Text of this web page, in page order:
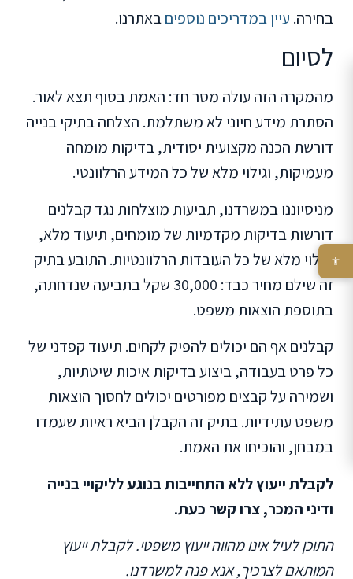
בחירה. עיין במדריכים נוספיםבאתרנו.
לסיום
מהמקרה הזה עולה מסר חד: האמת בסוף תצא לאור.
הסתרת מידע חיוני לא משתלמת. הצלחה בתיקי בנייה
דורשת הכנה מקצועית יסודית, בדיקות מומחה
מעמיקות, וגילוי מלא של כל המידע הרלוונטי.
מניסיוננו במשרדנו, תביעות מוצלחות נגד קבלנים
דורשות בדיקות מקדמיות של מומחים, תיעוד מלא,
וגילוי מלא של כל העובדות הרלוונטיות. התובע בתיק
זה שילם מחיר כבד: 30,000 שקל בתביעה שנדחתה,
בתוספת הוצאות משפט.
קבלנים אף הם יכולים להפיק לקחים. תיעוד קפדני של
כל פרט בעבודה, ביצוע בדיקות איכות שיטתיות,
ושמירה על קבצים מפורטים יכולים לחסוך הוצאות
משפט עתידיות. בתיק זה הקבלן הביא ראיות שעמדו
במבחן, והוכיחו את האמת.
לקבלת ייעוץ ללא התחייבות בנוגע לליקויי בנייה
ודיני המכר, צרו קשר כעת.
התוכן לעיל אינו מהווה ייעוץ משפטי. לקבלת ייעוץ
המותאם לצרכיך, אנא פנה למשרדנו.